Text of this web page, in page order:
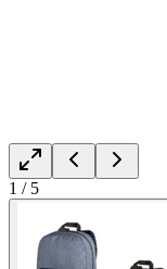
1 / 5